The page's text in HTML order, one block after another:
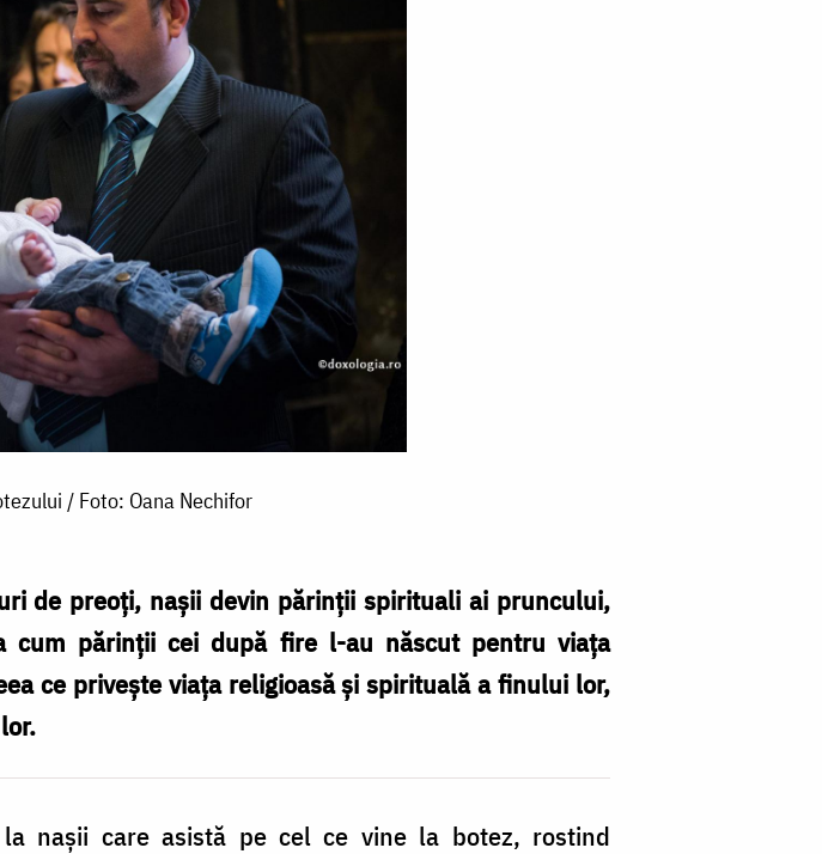
/ Foto: Oana Nechifor
de preoți, nașii devin părinții spirituali ai pruncului,
cum părinții cei după fire l-au născut pentru viața
ce privește viața religioasă și spirituală a finului lor,
nașii care asistă pe cel ce vine la botez, rostind